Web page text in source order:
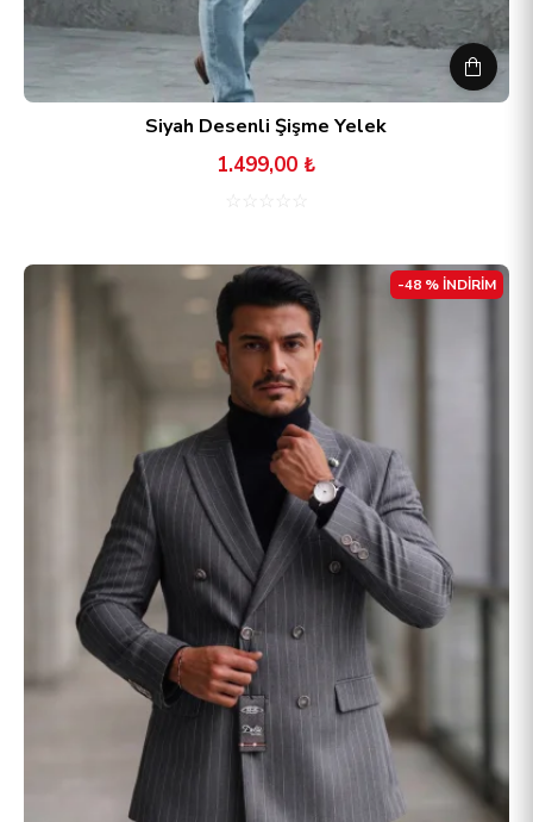
Siyah Desenli Şişme Yelek
1.499,00 ₺
-48 % İNDİRİM